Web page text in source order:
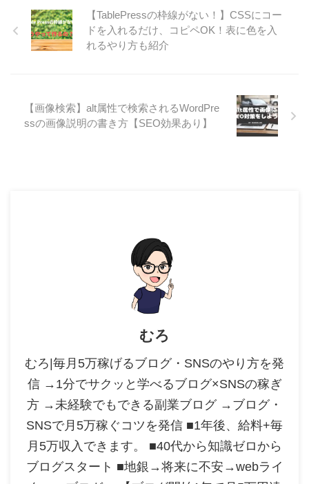
【TablePressの枠線がない！】CSSにコー
ドを入れるだけ、コピペOK！表に色を入
れるやり方も紹介
【画像検索】alt属性で検索されるWordPre
ssの画像説明の書き方【SEO効果あり】
むろ
むろ|毎月5万稼げるブログ・SNSのやり方を発
信 →1分でサクッと学べるブログ×SNSの稼ぎ
方 →未経験でもできる副業ブログ →ブログ・
SNSで月5万稼ぐコツを発信 ■1年後、給料+毎
月5万収入できます。 ■40代から知識ゼロから
ブログスタート ■地銀→将来に不安→webライ